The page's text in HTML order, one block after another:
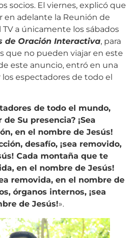
socios. El viernes, explicó que
en adelante la Reunión de
a únicamente los sábados
de Oración Interactiva, para
que no pueden viajar en este
este anuncio, entró en una
espectadores de todo el
de todo el mundo,
Su presencia? ¡Sea
en el nombre de Jesús!
desafío, ¡sea removido,
Cada montaña que te
en el nombre de Jesús!
removida, en el nombre de
órganos internos, ¡sea
de Jesús!».